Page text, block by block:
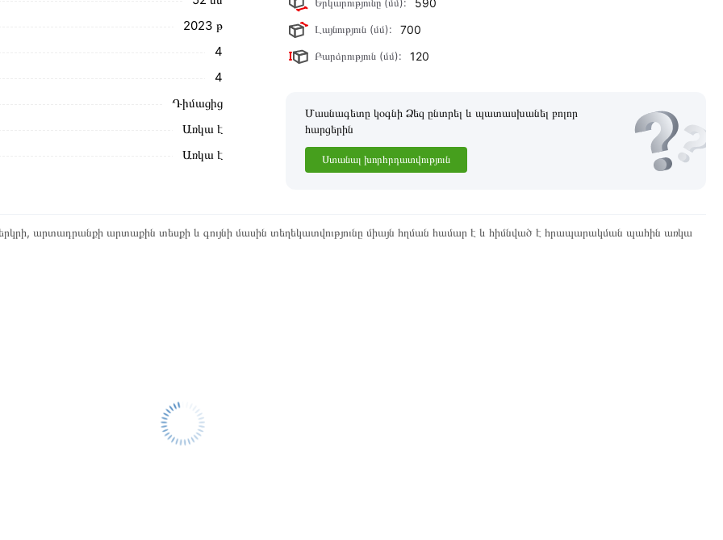
2023 թ
4
4
Դիմացից
Առկա է
Առկա է
Երկարությունը (մմ): 590
Լայնություն (մմ): 700
Բարձրություն (մմ): 120
Մասնագետը կօգնի Ձեզ ընտրել և պատասխանել բոլոր
հարցերին
Ստանալ խորհրդատվություն
արտադրանքի արտաքին տեսքի և գույնի մասին տեղեկատվությունը միայն հղման համար է և հիմնված է հրապարակման պահին առկա